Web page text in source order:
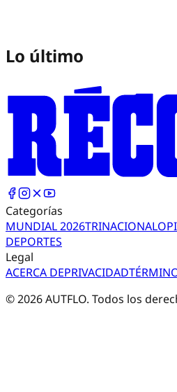
Lo último
Categorías
MUNDIAL 2026TRINACIONAL
DEPORTES
Legal
ACERCA DEPRIVACIDAD
©2026AUTFLO. Todos los